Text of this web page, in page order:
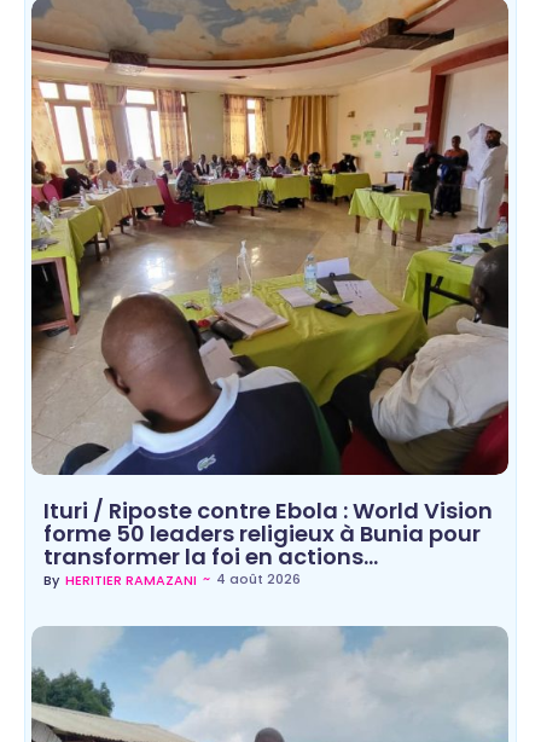
Ituri / Riposte contre Ebola : World Vision
forme 50 leaders religieux à Bunia pour
transformer la foi en actions…
By HERITIER RAMAZANI ~ 4 août 2026